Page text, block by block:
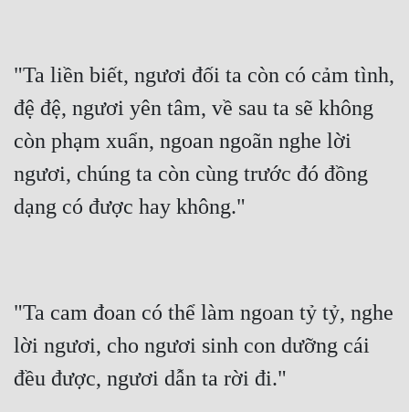
"Ta liền biết, ngươi đối ta còn có cảm tình,
đệ đệ, ngươi yên tâm, về sau ta sẽ không
còn phạm xuẩn, ngoan ngoãn nghe lời
ngươi, chúng ta còn cùng trước đó đồng
dạng có được hay không."
"Ta cam đoan có thể làm ngoan tỷ tỷ, nghe
lời ngươi, cho ngươi sinh con dưỡng cái
đều được, ngươi dẫn ta rời đi."